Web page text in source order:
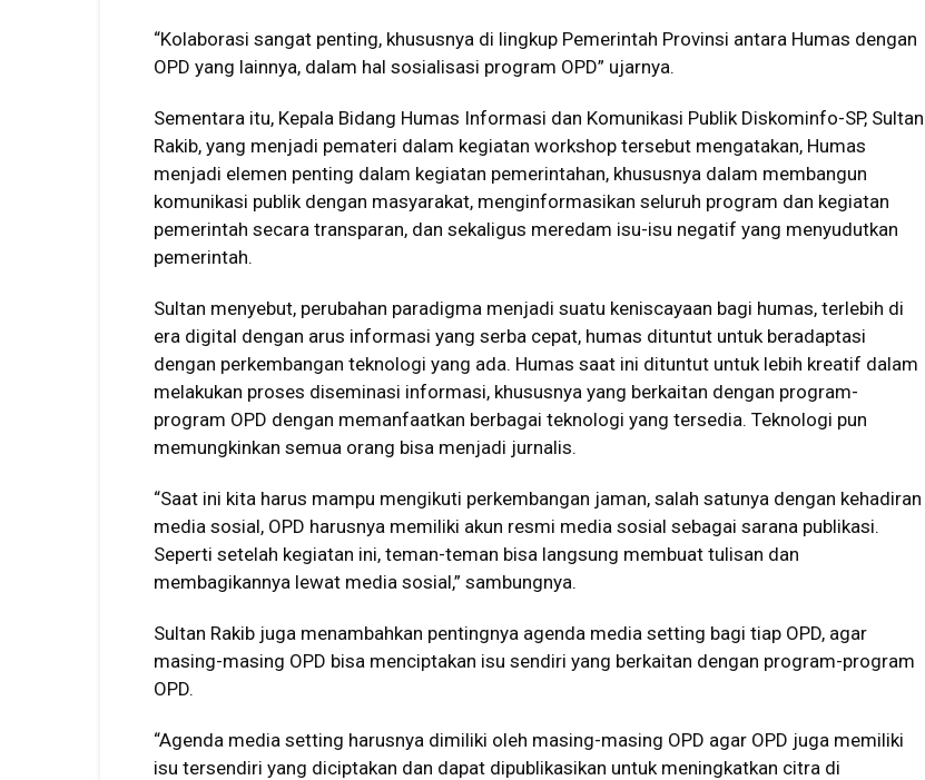
“Kolaborasi sangat penting, khususnya di lingkup Pemerintah Provinsi antara Humas dengan
OPD yang lainnya, dalam hal sosialisasi program OPD” ujarnya.
Sementara itu, Kepala Bidang Humas Informasi dan Komunikasi Publik Diskominfo-SP, Sultan
Rakib, yang menjadi pemateri dalam kegiatan workshop tersebut mengatakan, Humas
menjadi elemen penting dalam kegiatan pemerintahan, khususnya dalam membangun
komunikasi publik dengan masyarakat, menginformasikan seluruh program dan kegiatan
pemerintah secara transparan, dan sekaligus meredam isu-isu negatif yang menyudutkan
pemerintah.
Sultan menyebut, perubahan paradigma menjadi suatu keniscayaan bagi humas, terlebih di
era digital dengan arus informasi yang serba cepat, humas dituntut untuk beradaptasi
dengan perkembangan teknologi yang ada. Humas saat ini dituntut untuk lebih kreatif dalam
melakukan proses diseminasi informasi, khususnya yang berkaitan dengan program-
program OPD dengan memanfaatkan berbagai teknologi yang tersedia. Teknologi pun
memungkinkan semua orang bisa menjadi jurnalis.
“Saat ini kita harus mampu mengikuti perkembangan jaman, salah satunya dengan kehadiran
media sosial, OPD harusnya memiliki akun resmi media sosial sebagai sarana publikasi.
Seperti setelah kegiatan ini, teman-teman bisa langsung membuat tulisan dan
membagikannya lewat media sosial,” sambungnya.
Sultan Rakib juga menambahkan pentingnya agenda media setting bagi tiap OPD, agar
masing-masing OPD bisa menciptakan isu sendiri yang berkaitan dengan program-program
OPD.
“Agenda media setting harusnya dimiliki oleh masing-masing OPD agar OPD juga memiliki
isu tersendiri yang diciptakan dan dapat dipublikasikan untuk meningkatkan citra di